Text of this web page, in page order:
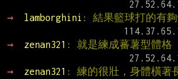
→
lamborghini : 結果籃球打的有
→
zenan321 : 就是練成蕃薯型體格
→
zenan321 : 練的很壯，身體橫著